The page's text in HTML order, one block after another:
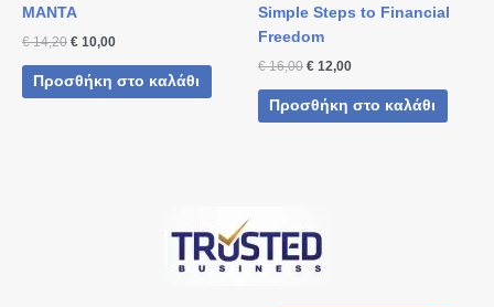
ΜΑΝΤΑ
€14,20 € 10,00
Προσθήκη στο καλάθι
Simple Steps to Financial
Freedom
€16,00 € 12,00
Προσθήκη στο καλάθι